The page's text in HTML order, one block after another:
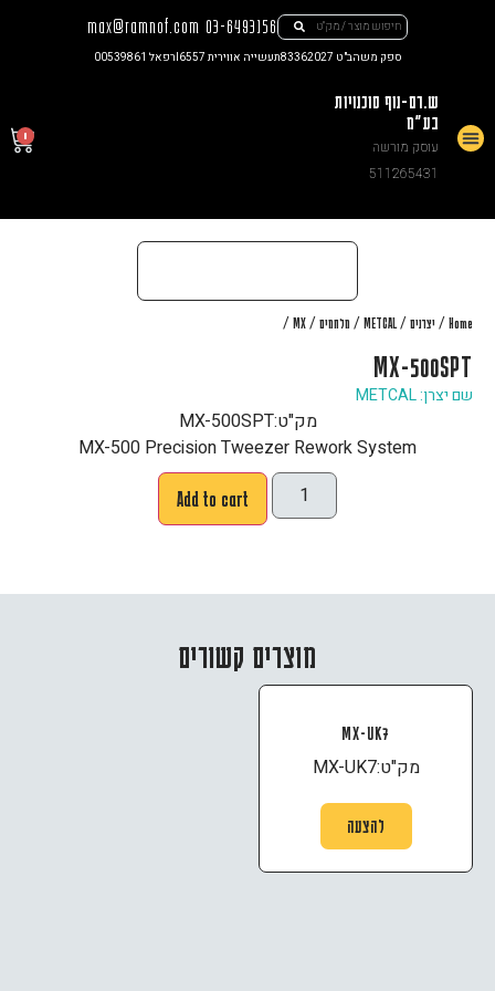
03-6493156
max@ramnof.com
ספק משהב"ט 83362027 תעשייה אווירית I6557 רפאל 00539861
ש.רם-נוף סוכנויות
בע"מ
עוסק מורשה
511265431
0
Home
/ יצרנים /
METCAL
/ מלחמים /
MX
/
MX-500SPT
שם יצרן: METCAL
מק"ט:MX-500SPT
MX-500 Precision Tweezer Rework System
Add to cart
מוצרים קשורים
MX-UK7
מק"ט:MX-UK7
להצעה